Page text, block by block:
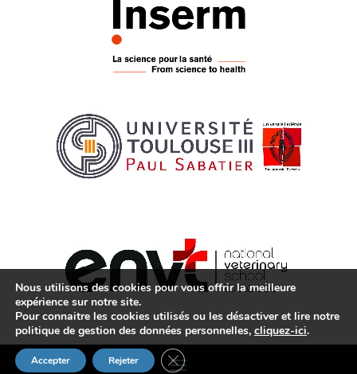
Nous utilisons des cookies pour vous offrir la meilleure
expérience sur notre site.
Pour connaitre les cookies utilisés ou les désactiver et lire notre
politique de gestion des données personnelles, cliquez-ici.
Accepter Rejeter Fermer la bannière des cookies